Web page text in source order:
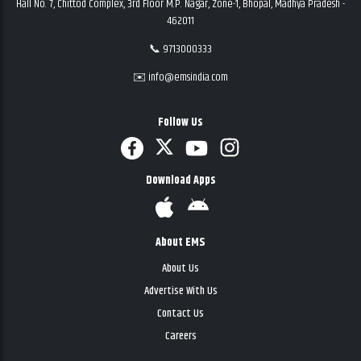
Hall No. 7, Chittod Complex, 3rd Floor M.P. Nagar, Zone-1, Bhopal, Madhya Pradesh -
462011
📞 9713000333
✉️ info@emsindia.com
Follow Us
Download Apps
About EMS
About Us
Advertise With Us
Contact Us
Careers